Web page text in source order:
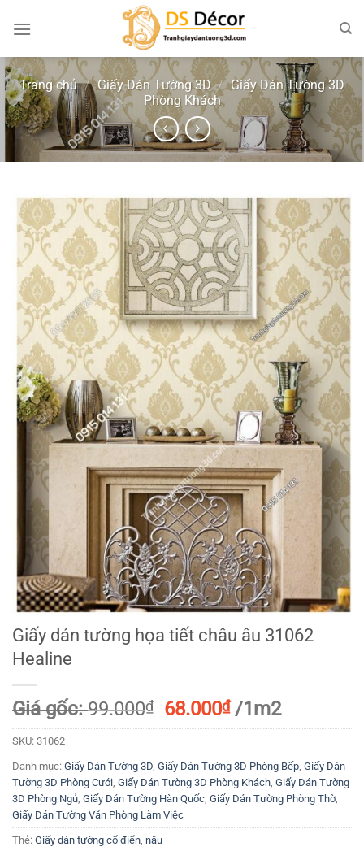
đến
dung
Trang chủ / Giấy Dán Tường 3D / Giấy Dán Tường 3D
Phòng Khách
Giấy dán tường họa tiết châu âu 31062
Healine
Giá gốc:99.000₫
Giá
gốc
99.000₫.
68.000₫Giá
hiện
là:
68.000₫.
/1m2
SKU: 31062
Danh mục: Giấy Dán Tường 3D, Giấy Dán Tường 3D Phòng Bếp, Giấy Dán
Tường 3D Phòng Cưới, Giấy Dán Tường 3D Phòng Khách, Giấy Dán Tường
3D Phòng Ngủ, Giấy Dán Tường Hàn Quốc, Giấy Dán Tường Phòng Thờ,
Giấy Dán Tường Văn Phòng Làm Việc
Thẻ: Giấy dán tường cổ điển, nâu